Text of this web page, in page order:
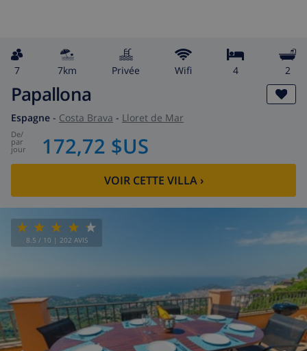
7 7km privée wifi 4 2
Papallona
Espagne - Costa Brava - Lloret de Mar
de/
par
jour 172,72 $US
VOIR CETTE VILLA›
8.5 / 10 | 202 AVIS